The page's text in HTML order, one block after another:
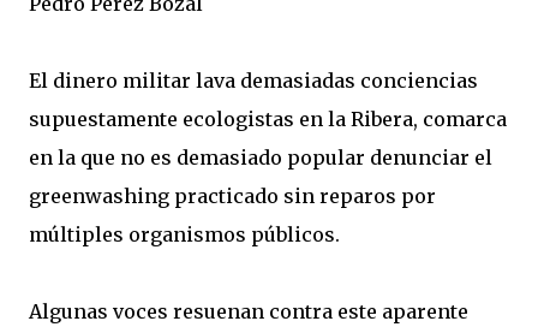
El dinero militar lava demasiadas conciencias
supuestamente ecologistas en la Ribera, comarca
en la que no es demasiado popular denunciar el
greenwashing practicado sin reparos por
múltiples organismos públicos.
Algunas voces resuenan contra este aparente